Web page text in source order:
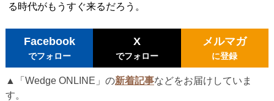
る時代がもうすぐ来るだろう。
Facebook
でフォロー
X
でフォロー
メルマガ
に登録
▲「Wedge ONLINE」の新着記事などをお届けしていま
す。